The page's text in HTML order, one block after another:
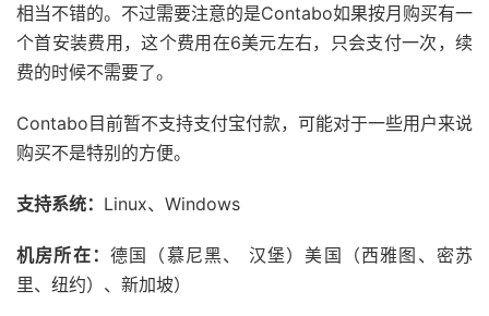
相当不错的。不过需要注意的是Contabo如果按月购买有一
个首安装费用，这个费用在6美元左右，只会支付一次，续
费的时候不需要了。
Contabo目前暂不支持支付宝付款，可能对于一些用户来说
购买不是特别的方便。
支持系统： Linux、Windows
机房所在：德国（慕尼黑、 汉堡）美国（西雅图、密苏
里、纽约）、新加坡）